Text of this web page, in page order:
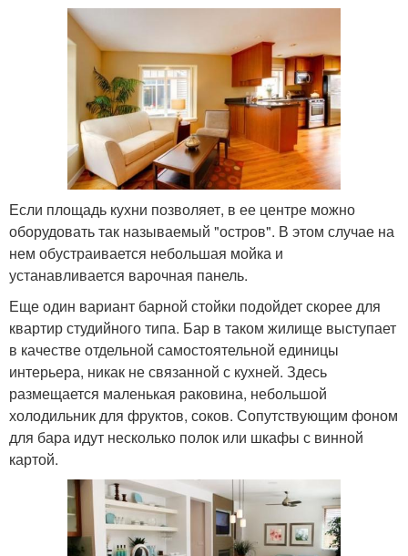
Если площадь кухни позволяет, в ее центре можно
оборудовать так называемый "остров". В этом случае на
нем обустраивается небольшая мойка и
устанавливается варочная панель.
Еще один вариант барной стойки подойдет скорее для
квартир студийного типа. Бар в таком жилище выступает
в качестве отдельной самостоятельной единицы
интерьера, никак не связанной с кухней. Здесь
размещается маленькая раковина, небольшой
холодильник для фруктов, соков. Сопутствующим фоном
для бара идут несколько полок или шкафы с винной
картой.